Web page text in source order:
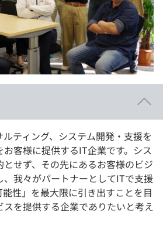
ティング、システム開発・支援を
客様に提供するIT企業です。シス
せず、その先にあるお客様のビジ
、我々がパートナーとしてITで支援
性」を最大限に引き出すことを目
を提供する企業でありたいと考え